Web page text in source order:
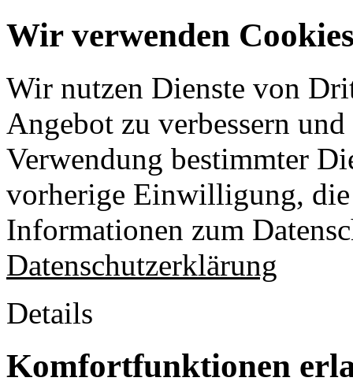
Wir verwenden
Wir nutzen Dienste von
Angebot zu verbessern
Verwendung bestimmter
vorherige Einwilligung,
Informationen zum
Datenschutzerklärung
Details
Komfortfunktionen